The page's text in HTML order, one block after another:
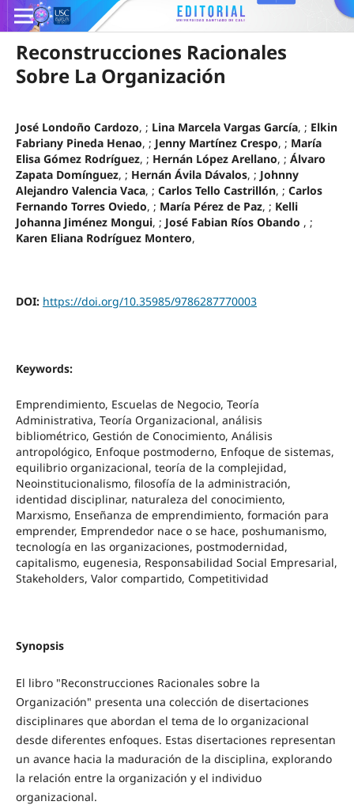
Reconstrucciones Racionales
Sobre La Organización
José Londoño Cardozo, ; Lina Marcela Vargas García, ; Elkin
Fabriany Pineda Henao, ; Jenny Martínez Crespo, ; María
Elisa Gómez Rodríguez, ; Hernán López Arellano, ; Álvaro
Zapata Domínguez, ; Hernán Ávila Dávalos, ; Johnny
Alejandro Valencia Vaca, ; Carlos Tello Castrillón, ; Carlos
Fernando Torres Oviedo, ; María Pérez de Paz, ; Kelli
Johanna Jiménez Mongui, ; José Fabian Ríos Obando , ;
Karen Eliana Rodríguez Montero,
DOI: https://doi.org/10.35985/9786287770003
Keywords:
Emprendimiento, Escuelas de Negocio, Teoría
Administrativa, Teoría Organizacional, análisis
bibliométrico, Gestión de Conocimiento, Análisis
antropológico, Enfoque postmoderno, Enfoque de sistemas,
equilibrio organizacional, teoría de la complejidad,
Neoinstitucionalismo, filosofía de la administración,
identidad disciplinar, naturaleza del conocimiento,
Marxismo, Enseñanza de emprendimiento, formación para
emprender, Emprendedor nace o se hace, poshumanismo,
tecnología en las organizaciones, postmodernidad,
capitalismo, eugenesia, Responsabilidad Social Empresarial,
Stakeholders, Valor compartido, Competitividad
Synopsis
El libro "Reconstrucciones Racionales sobre la
Organización" presenta una colección de disertaciones
disciplinares que abordan el tema de lo organizacional
desde diferentes enfoques. Estas disertaciones representan
un avance hacia la maduración de la disciplina, explorando
la relación entre la organización y el individuo
organizacional.